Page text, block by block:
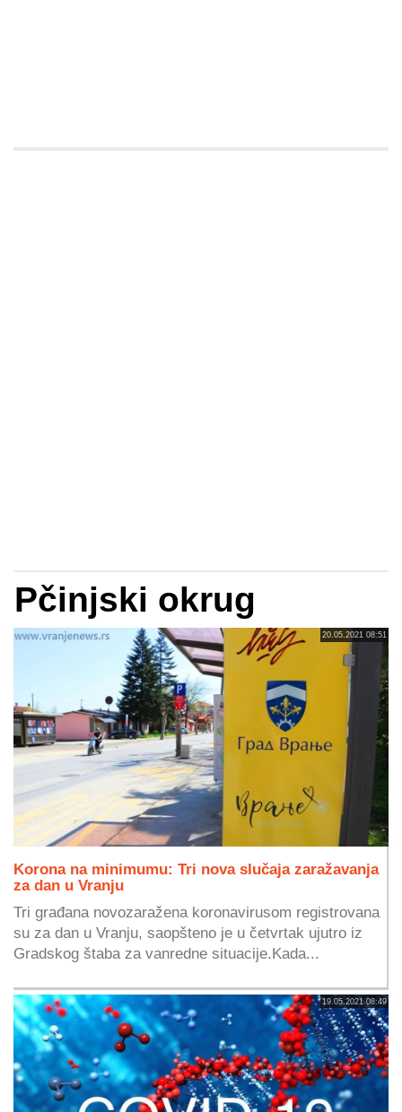
Pčinjski okrug
20.05.2021 08:51
Korona na minimumu: Tri nova slučaja zaražavanja
za dan u Vranju
Tri građana novozaražena koronavirusom registrovana
su za dan u Vranju, saopšteno je u četvrtak ujutro iz
Gradskog štaba za vanredne situacije.Kada...
19.05.2021 08:49